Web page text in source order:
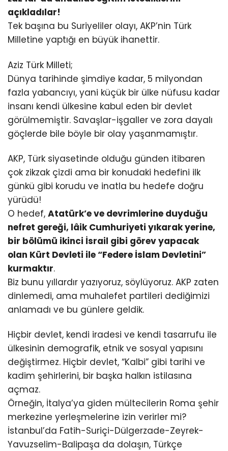
açıkladılar!
Tek başına bu Suriyeliler olayı, AKP’nin Türk
Milletine yaptığı en büyük ihanettir.
Aziz Türk Milleti;
Dünya tarihinde şimdiye kadar, 5 milyondan
fazla yabancıyı, yani küçük bir ülke nüfusu kadar
insanı kendi ülkesine kabul eden bir devlet
görülmemiştir. Savaşlar-işgaller ve zora dayalı
göçlerde bile böyle bir olay yaşanmamıştır.
AKP, Türk siyasetinde olduğu günden itibaren
çok zikzak çizdi ama bir konudaki hedefini ilk
günkü gibi korudu ve inatla bu hedefe doğru
yürüdü!
O hedef, Atatürk’e ve devrimlerine duyduğu
nefret gereği, lâik Cumhuriyeti yıkarak yerine,
bir bölümü ikinci İsrail gibi görev yapacak
olan Kürt Devleti ile “Federe İslam Devletini”
kurmaktır.
Biz bunu yıllardır yazıyoruz, söylüyoruz. AKP zaten
dinlemedi, ama muhalefet partileri dediğimizi
anlamadı ve bu günlere geldik.
Hiçbir devlet, kendi iradesi ve kendi tasarrufu ile
ülkesinin demografik, etnik ve sosyal yapısını
değiştirmez. Hiçbir devlet, “Kalbi” gibi tarihi ve
kadim şehirlerini, bir başka halkın istilasına
açmaz.
Örneğin, İtalya’ya giden mültecilerin Roma şehir
merkezine yerleşmelerine izin verirler mi?
İstanbul’da Fatih-Suriçi-Dülgerzade-Zeyrek-
Yavuzselim-Balipaşa da dolaşın, Türkçe